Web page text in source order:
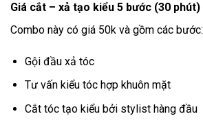
Giá cắt – xả tạo kiểu 5 bước (30 phút)
Combo này có giá 50k và gồm các bước:
Gội đầu xả tóc
Tư vấn kiểu tóc hợp khuôn mặt
Cắt tóc tạo kiểu bởi stylist hàng đầu